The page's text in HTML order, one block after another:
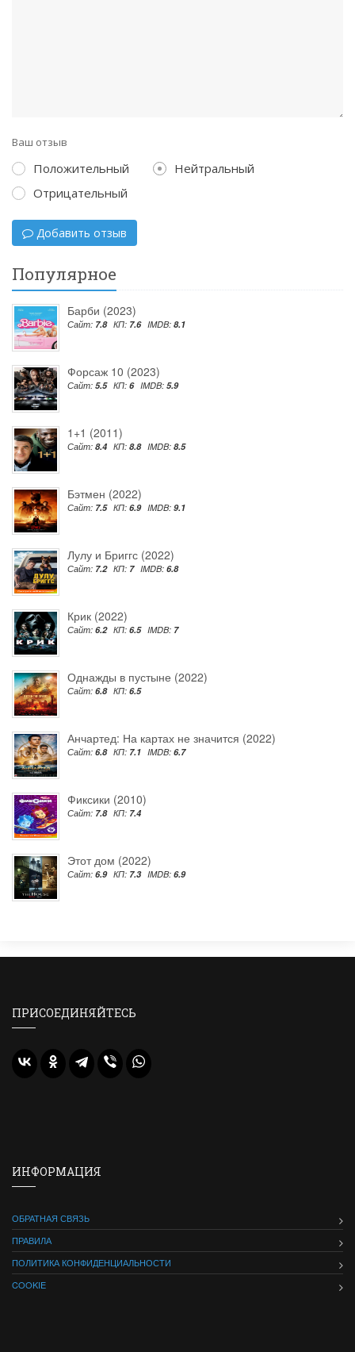
Ваш отзыв
Положительный
Нейтральный
Отрицательный
Добавить отзыв
Популярное
Барби (2023)
Сайт: 7.8 КП: 7.6 IMDB: 8.1
Форсаж 10 (2023)
Сайт: 5.5 КП: 6 IMDB: 5.9
1+1 (2011)
Сайт: 8.4 КП: 8.8 IMDB: 8.5
Бэтмен (2022)
Сайт: 7.5 КП: 6.9 IMDB: 9.1
Лулу и Бриггс (2022)
Сайт: 7.2 КП: 7 IMDB: 6.8
Крик (2022)
Сайт: 6.2 КП: 6.5 IMDB: 7
Однажды в пустыне (2022)
Сайт: 6.8 КП: 6.5
Анчартед: На картах не значится (2022)
Сайт: 6.8 КП: 7.1 IMDB: 6.7
Фиксики (2010)
Сайт: 7.8 КП: 7.4
Этот дом (2022)
Сайт: 6.9 КП: 7.3 IMDB: 6.9
ПРИСОЕДИНЯЙТЕСЬ
ИНФОРМАЦИЯ
ОБРАТНАЯ СВЯЗЬ
ПРАВИЛА
ПОЛИТИКА КОНФИДЕНЦИАЛЬНОСТИ
COOKIE